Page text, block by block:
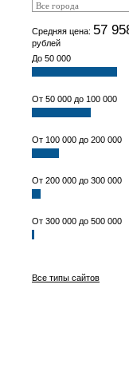
Средняя цена: 57
рублей
До 50 000
От 50 000 до 100 000
От 100 000 до 200 000
От 200 000 до 300 000
От 300 000 до 500 000
Все типы сайтов